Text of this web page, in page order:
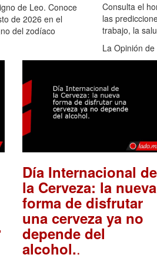
de Leo. Conoce
de 2026 en el
del zodíaco
Consulta el
las
trabajo, la
La Opinión
Día Internacional de
la Cerveza: la nueva
forma de disfrutar
una cerveza ya no
depende del
alcohol..